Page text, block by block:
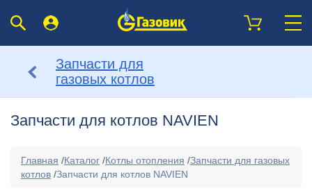
Запчасти для
газовых котлов
Запчасти для котлов NAVIEN
Главная /Каталог /Котлы отопления /Запчасти для газовых
котлов /Запчасти для котлов NAVIEN